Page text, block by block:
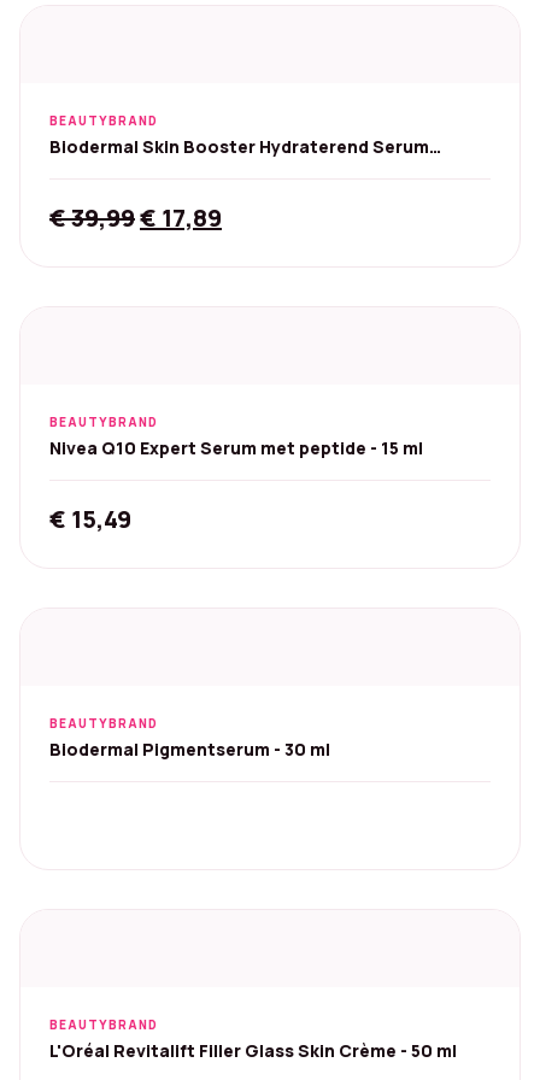
BEAUTYBRAND
Biodermal Skin Booster Hydraterend Serum
€39,99Original
€ 17,89
BEAUTYBRAND
Nivea Q10 Expert Serum met peptide - 15 ml
€ 15,49
BEAUTYBRAND
Biodermal Pigmentserum - 30 ml
BEAUTYBRAND
L'Oréal Revitalift Filler Glass Skin Crème - 50 ml